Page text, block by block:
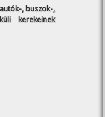
, buszok-,
kerekeinek